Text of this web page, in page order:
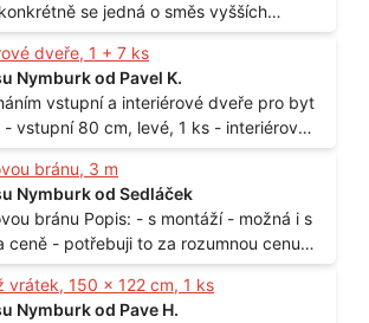
se jedná o směs vyšších
s převahou olejové kyseliny - účelem je
hustota při 20°C - cca 870 kg / m3
- cca 500 kg - roční
- Praha
dveře, 1 + 7 ks
Nymburk od Pavel K.
- vstupní 80 cm, levé, 1 ks - interiérové
- 80 cm, pravé, 3 ks - 60 cm, levé, 2 ks
bránu, 3 m
Nymburk od Sedláček
montáží - možná i s
ceně - potřebuji to za rozumnou cenu
vrátek, 150 x 122 cm, 1 ks
Nymburk od Pave H.